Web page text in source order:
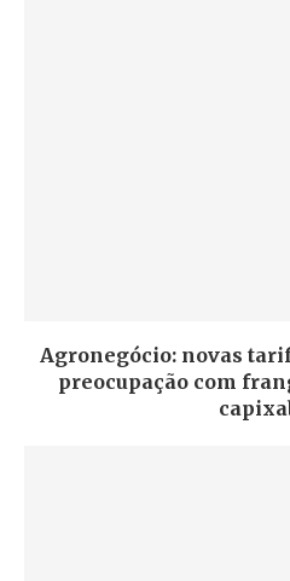
Agronegócio: novas
preocupação com